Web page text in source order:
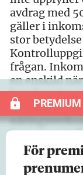
avdrag med
gäller i
stor
frågan.
en enskild
begränsning
till den del
kommer att
hur…
PREMIUM
För